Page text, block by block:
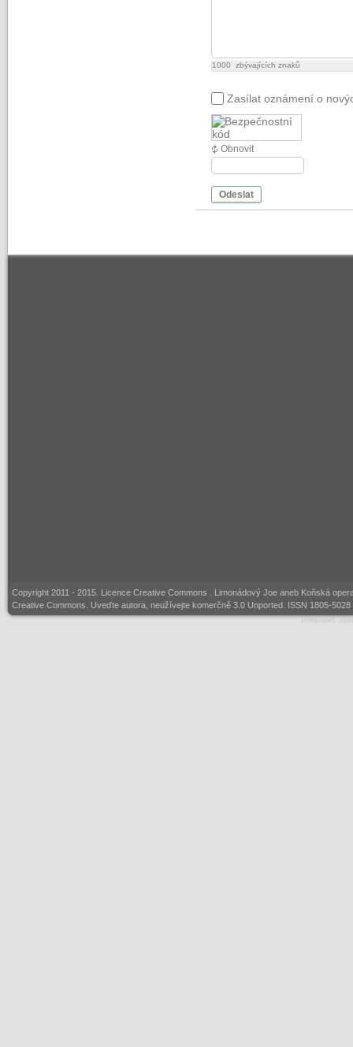
1000 zbývajících znaků
Zasílat oznámení o
Obnovit
Odeslat
Copyright 2011 - 2015. Licence Creative Commons
. Limonádový Joe aneb Koňská
Creative Commons. Uveďte autora, neužívejte komerčně 3.0 Unported. ISSN 1805-
Templates